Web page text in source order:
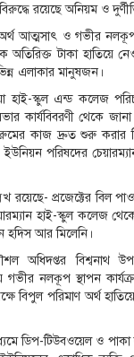
রয়েছে অনিয়ম ও
অর্থ আত্মসাৎ ও গভীর
অতিরিক্ত টাকা হাতিয়ে
এলাকার মানুষজন।
হাই-স্কুল এন্ড কলেজ
কার্যবিবরণী থেকে
কাজ দ্রুত শুরু করার
পরিষদের
রয়েছে- প্রজেক্টের বিল
হাই-স্কুল কলেজ
হদিস আর মিলেনি।
অধিদপ্তর বিশ্বনাথ
নলকূপ স্থাপন
বিপুল পরিমাণ অর্থ
ডিপ-টিউবওয়েল ও পাকা